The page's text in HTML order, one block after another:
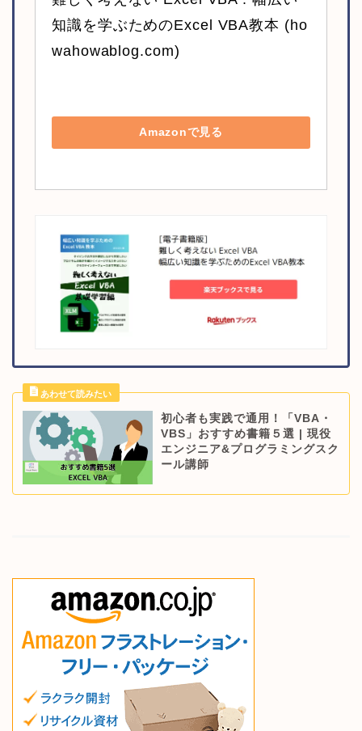
知識を学ぶためのExcel VBA教本 (ho
wahowablog.com)
Amazonで見る
初心者も実践で通用！「VBA・
VBS」おすすめ書籍５選 | 現役
エンジニア&プログラミングスク
ール講師